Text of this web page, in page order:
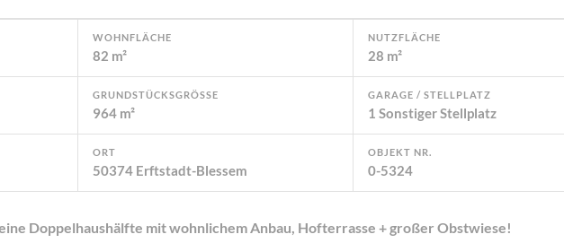
WOHNFLÄCHE
82 m²
NUTZFLÄCHE
28 m²
GRUNDSTÜCKSGRÖSSE
964 m²
GARAGE / STELLPLATZ
1 Sonstiger Stellplatz
ORT
50374 Erftstadt-Blessem
OBJEKT NR.
0-5324
Doppelhaushälfte mit wohnlichem Anbau, Hofterrasse + großer Obstwiese!